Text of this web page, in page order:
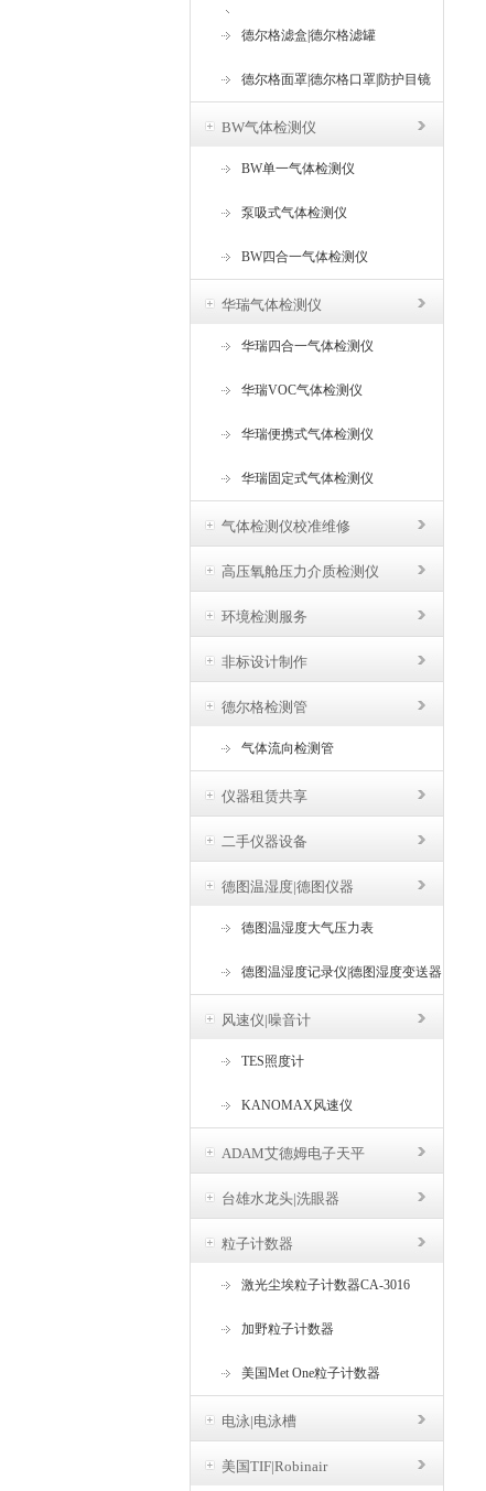
器
德尔格滤盒|德尔格滤罐
德尔格面罩|德尔格口罩|防护目镜
BW气体检测仪
BW单一气体检测仪
泵吸式气体检测仪
BW四合一气体检测仪
华瑞气体检测仪
华瑞四合一气体检测仪
华瑞VOC气体检测仪
华瑞便携式气体检测仪
华瑞固定式气体检测仪
气体检测仪校准维修
高压氧舱压力介质检测仪
环境检测服务
非标设计制作
德尔格检测管
气体流向检测管
仪器租赁共享
二手仪器设备
德图温湿度|德图仪器
德图温湿度大气压力表
德图温湿度记录仪|德图湿度变送器
风速仪|噪音计
TES照度计
KANOMAX风速仪
ADAM艾德姆电子天平
台雄水龙头|洗眼器
粒子计数器
激光尘埃粒子计数器CA-3016
加野粒子计数器
美国Met One粒子计数器
电泳|电泳槽
美国TIF|Robinair